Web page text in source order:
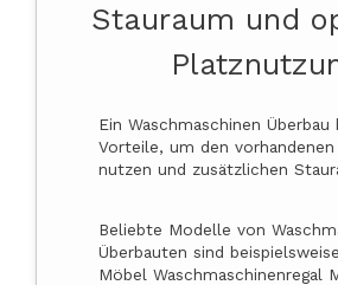
Stauraum und
Ein Waschmaschinen
Vorteile, um den
nutzen und zusätzlichen
Beliebte Modelle von
Überbauten sind
Möbel Waschmaschinenregal